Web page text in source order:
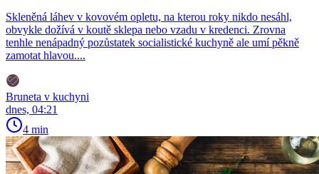
Skleněná láhev v kovovém opletu, na kterou roky nikdo nesáhl,
obvykle dožívá v koutě sklepa nebo vzadu v kredenci. Zrovna
tenhle nenápadný pozůstatek socialistické kuchyně ale umí pěkně
zamotat hlavou....
Bruneta v kuchyni
dnes, 04:21
4 min